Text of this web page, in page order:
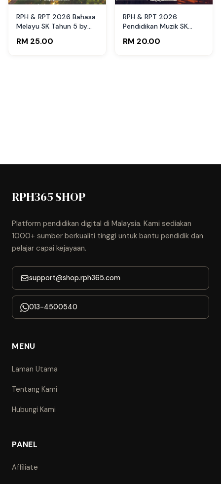
RPH & RPT 2026 Bahasa
Melayu SK Tahun 5 by
RM 25.00
RPH & RPT 2026
Pendidikan Muzik SK
RM 20.00
RPH365 SHOP
Platform pendidikan digital di Malaysia. Kami sediakan
1000+ sumber berkualiti tinggi untuk bantu pendidik dan
pelajar capai kejayaan.
support@shop.rph365.com
013-4500540
MENU
Laman Utama
Tentang Kami
Hubungi Kami
PANEL
Affiliate